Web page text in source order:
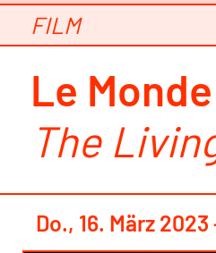
FILM
Le
The
Do., 16. März